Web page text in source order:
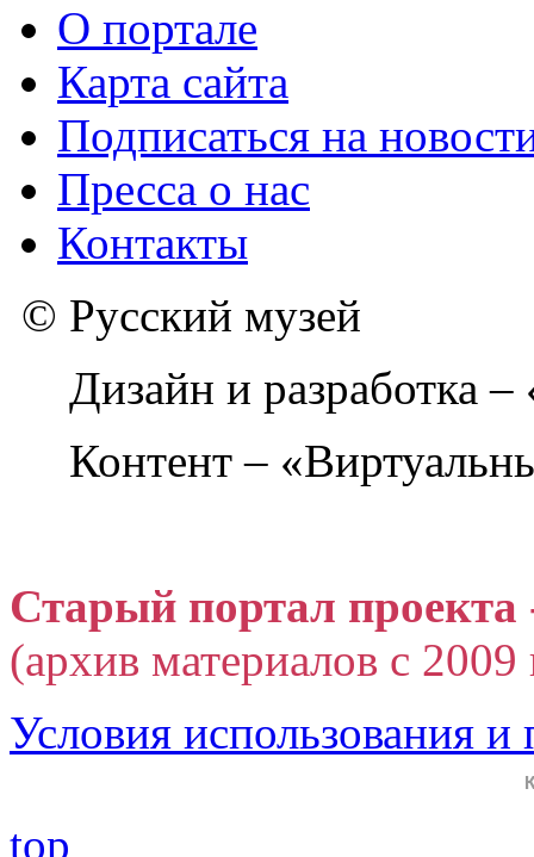
О портале
Карта сайта
Подписаться на
Пресса о нас
Контакты
© Русский музей
Дизайн и разработка
Контент –
Старый портал
(архив материалов с
Условия использования
top